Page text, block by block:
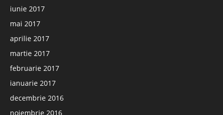
iunie 2017
mai 2017
aprilie 2017
martie 2017
februarie 2017
ianuarie 2017
decembrie 2016
noiembrie 2016